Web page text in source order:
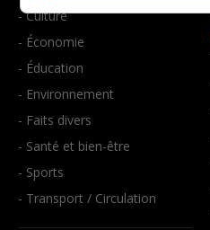
- Culture
- Économie
- Éducation
- Environnement
- Faits divers
- Santé et bien-être
- Sports
- Transport / Circulation